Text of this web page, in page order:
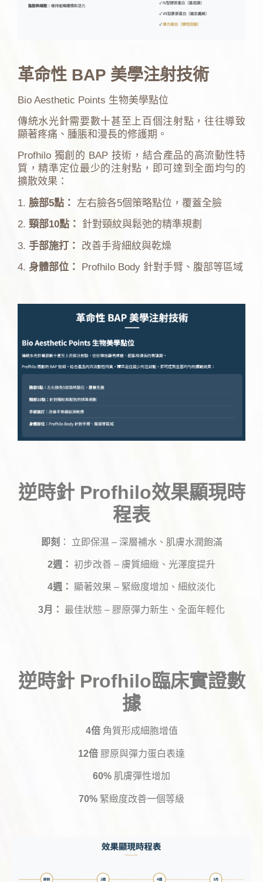
革命性 BAP 美學注射技術
Bio Aesthetic Points 生物美學點位
傳統水光針需要數十甚至上百個注射點，往往導致
顯著疼痛、腫脹和漫長的修護期。
Profhilo 獨創的 BAP 技術，結合產品的高流動性特
質，精準定位最少的注射點，即可達到全面均勻的
擴散效果：
1. 臉部5點：
左右臉各5個策略點位，覆蓋全臉
2. 頸部10點：
針對頸紋與鬆弛的精準規劃
3. 手部施打：
改善手背細紋與乾燥
4. 身體部位： Profhilo Body 針對手臂、腹部等區域
逆時針 Profhilo效果顯現時
程表
即刻 ： 立即保濕 – 深層補水、肌膚水潤飽滿
2週： 初步改善 – 膚質細緻、光澤度提升
4週： 顯著效果 – 緊緻度增加、細紋淡化
3月： 最佳狀態 – 膠原彈力新生、全面年輕化
逆時針 Profhilo臨床實證數
據
4倍角質形成細胞增值
12倍 膠原與彈力蛋白表達
60% 肌膚彈性增加
70% 緊緻度改善一個等級